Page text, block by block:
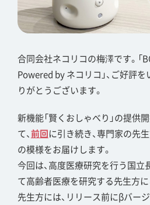
合同会社ネコリコの梅澤です。「
Powered by ネコリコ」、ご好評
りがとうございます。
新機能「賢くおしゃべり」の提供
て、前回に引き続き、専門家の先
の模様をお届けします。
今回は、高度医療研究を行う国
て高齢者医療を研究する先生方
先生方には、リリース前にβバー